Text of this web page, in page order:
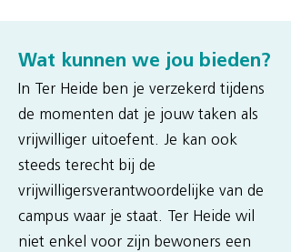
Wat kunnen we jou bieden?
In Ter Heide ben je verzekerd tijdens
de momenten dat je jouw taken als
vrijwilliger uitoefent. Je kan ook
steeds terecht bij de
vrijwilligersverantwoordelijke van de
campus waar je staat. Ter Heide wil
niet enkel voor zijn bewoners een